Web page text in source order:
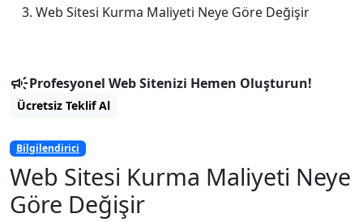
Web Sitesi Kurma Maliyeti Neye Göre Değişir
campaignProfesyonel Web Sitenizi Hemen Oluşturun!
Ücretsiz Teklif Al
Bilgilendirici
Web Sitesi Kurma Maliyeti Neye
Göre Değişir